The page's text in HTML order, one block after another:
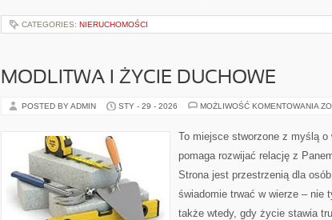
CATEGORIES: NIERUCHOMOŚCI
MODLITWA I ŻYCIE DUCHOWE
POSTED BY ADMIN STY - 29 - 2026 MOŻLIWOŚĆ KOMENTOWANIA
To miejsce stworzone z myślą o
pomaga rozwijać relację z
Strona jest przestrzenią dla
świadomie trwać w wierze – nie
także wtedy, gdy życie stawia